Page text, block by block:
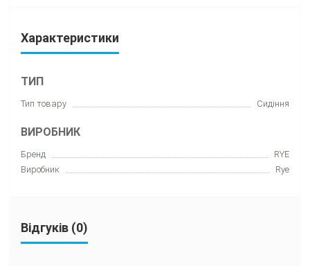
Характеристики
ТИП
Тип товару Сидіння
ВИРОБНИК
Бренд
RYE
Виробник
Rye
Відгуків (0)